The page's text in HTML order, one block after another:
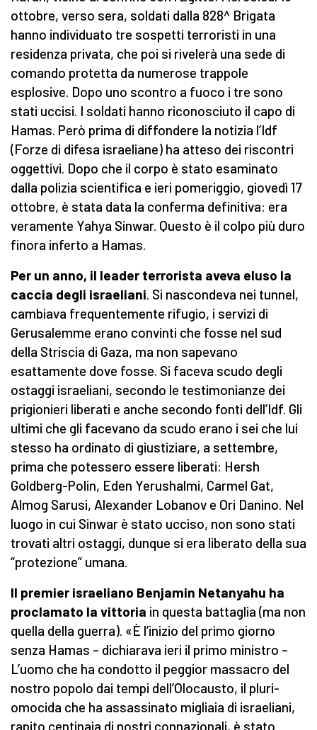
ottobre, verso sera, soldati dalla 828^ Brigata
hanno individuato tre sospetti terroristi in una
residenza privata, che poi si rivelerà una sede di
comando protetta da numerose trappole
esplosive. Dopo uno scontro a fuoco i tre sono
stati uccisi. I soldati hanno riconosciuto il capo di
Hamas. Però prima di diffondere la notizia l’Idf
(Forze di difesa israeliane) ha atteso dei riscontri
oggettivi. Dopo che il corpo è stato esaminato
dalla polizia scientifica e ieri pomeriggio, giovedì 17
ottobre, è stata data la conferma definitiva: era
veramente Yahya Sinwar. Questo è il colpo più duro
finora inferto a Hamas.
Per un anno, il leader terrorista aveva eluso la
caccia degli israeliani. Si nascondeva nei tunnel,
cambiava frequentemente rifugio, i servizi di
Gerusalemme erano convinti che fosse nel sud
della Striscia di Gaza, ma non sapevano
esattamente dove fosse. Si faceva scudo degli
ostaggi israeliani, secondo le testimonianze dei
prigionieri liberati e anche secondo fonti dell’Idf. Gli
ultimi che gli facevano da scudo erano i sei che lui
stesso ha ordinato di giustiziare, a settembre,
prima che potessero essere liberati: Hersh
Goldberg-Polin, Eden Yerushalmi, Carmel Gat,
Almog Sarusi, Alexander Lobanov e Ori Danino. Nel
luogo in cui Sinwar è stato ucciso, non sono stati
trovati altri ostaggi, dunque si era liberato della sua
“protezione” umana.
Il premier israeliano Benjamin Netanyahu ha
proclamato la vittoria in questa battaglia (ma non
quella della guerra). «È l’inizio del primo giorno
senza Hamas – dichiarava ieri il primo ministro –
L’uomo che ha condotto il peggior massacro del
nostro popolo dai tempi dell’Olocausto, il pluri-
omocida che ha assassinato migliaia di israeliani,
rapito centinaia di nostri connazionali, è stato